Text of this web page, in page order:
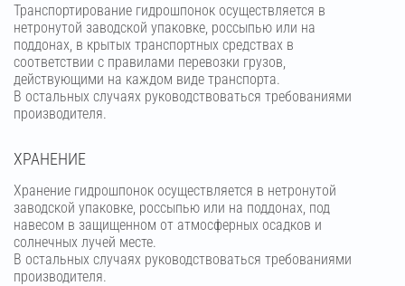
Транспортирование гидрошпонок осуществляется в
нетронутой заводской упаковке, россыпью или на
поддонах, в крытых транспортных средствах в
соответствии с правилами перевозки грузов,
действующими на каждом виде транспорта.
В остальных случаях руководствоваться требованиями
производителя.
ХРАНЕНИЕ
Хранение гидрошпонок осуществляется в нетронутой
заводской упаковке, россыпью или на поддонах, под
навесом в защищенном от атмосферных осадков и
солнечных лучей месте.
В остальных случаях руководствоваться требованиями
производителя.